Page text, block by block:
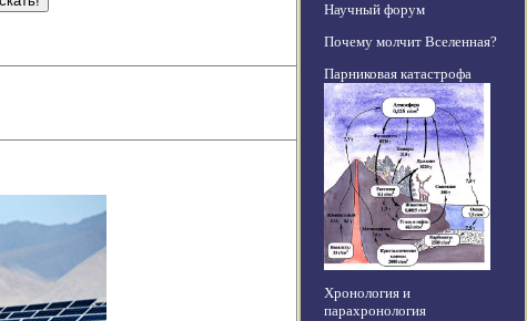
Научный форум
Почему молчит Вселенная?
Парниковая катастрофа
Хронология и
парахронология